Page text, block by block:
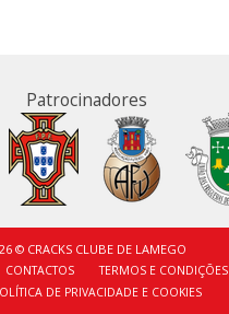
Patrocinadores
© CRACKS CLUBE DE LAMEGO
CONTACTOS
TERMOS E CONDIÇÕES
DE PRIVACIDADE E COOKIES